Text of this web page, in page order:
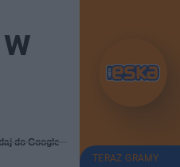
do Google
TERAZ GRAMY